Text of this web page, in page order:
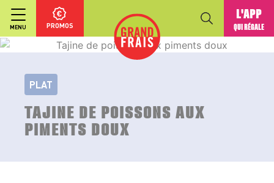
MENU PROMOS
L'APP
QUI RÉGALE
PLAT
TAJINE DE POISSONS AUX
PIMENTS DOUX